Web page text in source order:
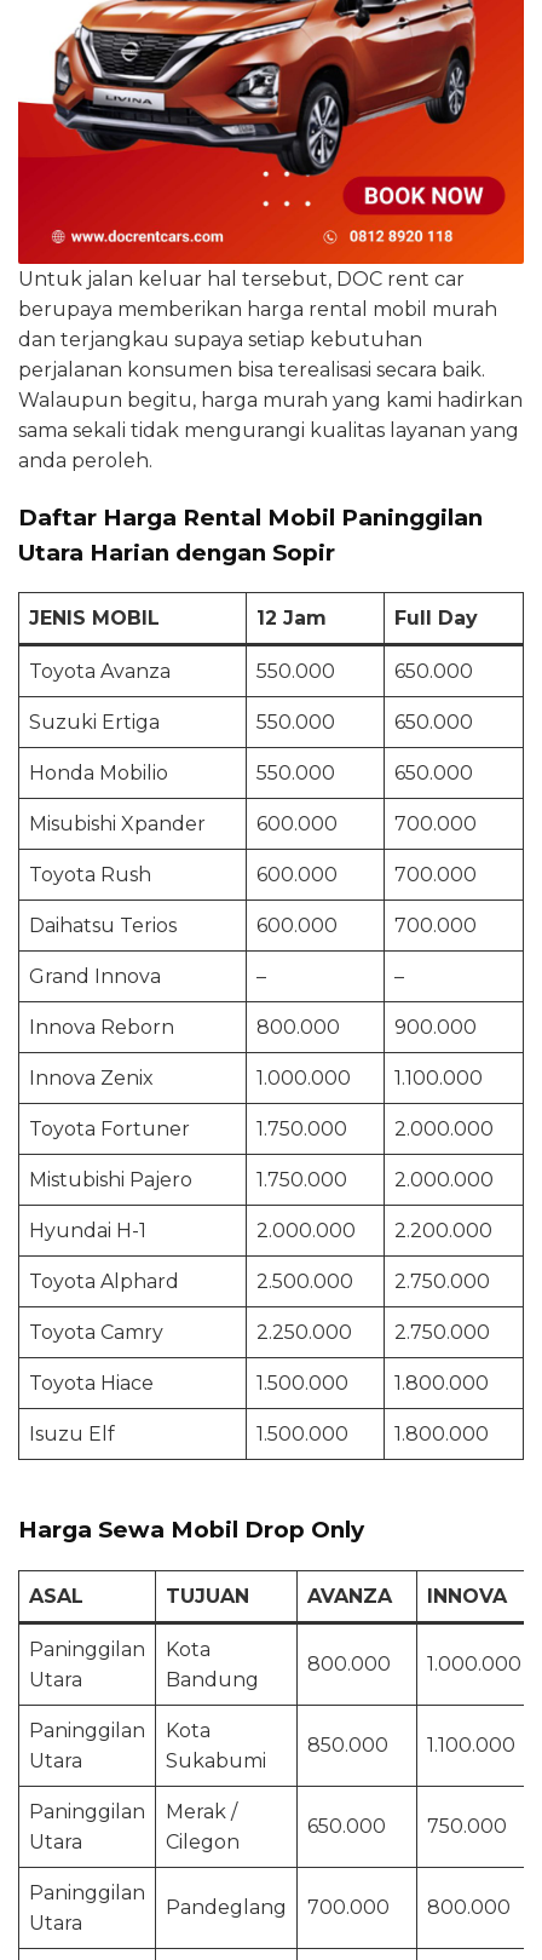
Untuk jalan keluar hal tersebut, DOC rent car
berupaya memberikan harga rental mobil murah
dan terjangkau supaya setiap kebutuhan
perjalanan konsumen bisa terealisasi secara baik.
Walaupun begitu, harga murah yang kami hadirkan
sama sekali tidak mengurangi kualitas layanan yang
anda peroleh.
Daftar Harga Rental Mobil Paninggilan
Utara Harian dengan Sopir
JENIS MOBIL 12 Jam Full Day
Toyota Avanza 550.000 650.000
Suzuki Ertiga 550.000 650.000
Honda Mobilio 550.000 650.000
Misubishi Xpander 600.000 700.000
Toyota Rush 600.000 700.000
Daihatsu Terios 600.000 700.000
Grand Innova – –
Innova Reborn 800.000 900.000
Innova Zenix 1.000.000 1.100.000
Toyota Fortuner 1.750.000 2.000.000
Mistubishi Pajero 1.750.000 2.000.000
Hyundai H-1 2.000.000 2.200.000
Toyota Alphard 2.500.000 2.750.000
Toyota Camry 2.250.000 2.750.000
Toyota Hiace 1.500.000 1.800.000
Isuzu Elf 1.500.000 1.800.000
Harga Sewa Mobil Drop Only
ASAL TUJUAN AVANZA INNOVA
Paninggilan
Utara
Kota
Bandung
800.000 1.000.000
Paninggilan
Utara
Kota
Sukabumi
850.000 1.100.000
Paninggilan
Utara
Merak /
Cilegon
650.000 750.000
Paninggilan
Utara
Pandeglang 700.000 800.000